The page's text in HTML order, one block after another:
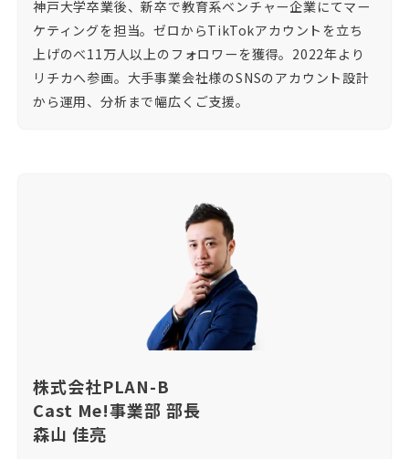
神戸大学卒業後、新卒で教育系ベンチャー企業にてマー
ケティングを担当。ゼロからTikTokアカウントを立ち
上げのべ11万人以上のフォロワーを獲得。2022年より
リチカへ参画。大手事業会社様のSNSのアカウント設計
から運用、分析まで幅広くご支援。
株式会社PLAN-B
Cast Me!事業部 部長
森山 佳亮